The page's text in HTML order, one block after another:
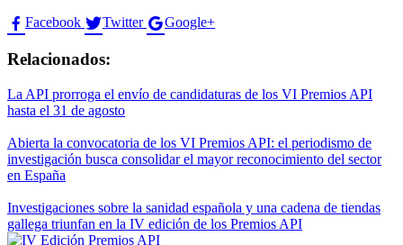
Facebook Twitter Google+
Relacionados:
La API prorroga el envío de candidaturas de los VI Premios API
hasta el 31 de agosto
Abierta la convocatoria de los VI Premios API: el periodismo de
investigación busca consolidar el mayor reconocimiento del sector
en España
Investigaciones sobre la sanidad española y una cadena de tiendas
gallega triunfan en la IV edición de los Premios API